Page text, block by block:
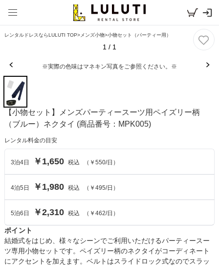
レンタルドレスならLULUTI TOP>メンズ小物>小物セット（パーティー用）
1 / 1
※実際の色味はマネキン写真をご参照ください。※
【小物セット】メンズパーティースーツ用ペイズリー柄
（ブルー）ネクタイ (商品番号：MPK005)
レンタル料金の目安
3泊4日 ￥1,650 税込 （ ￥550/日）
4泊5 日 ￥1,980 税込 （ ￥495/日）
5泊6 日 ￥2,310 税込 （ ￥462/日）
ポイント
結婚式をはじめ、様々なシーンでご利用いただけるパーティースー
ツ専用小物セットです。ペイズリー柄のネクタイがコーディネート
にアクセントを加えます。ベルトはスライドロック式なのでスラッ